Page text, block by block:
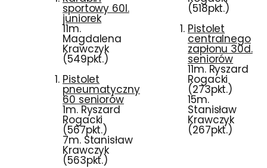
sportowy 60l.
juniorek
11m.
Magdalena
Krawczyk
(549pkt.)
Pistolet
pneumatyczny
60 seniorów
1m. Ryszard
Rogacki
(567pkt.)
7m. Stanisław
Krawczyk
(563pkt.)
(518pkt.)
Pistolet
centralnego
zapłonu 30d.
seniorów
11m. Ryszard
Rogacki
(273pkt.)
15m.
Stanisław
Krawczyk
(267pkt.)